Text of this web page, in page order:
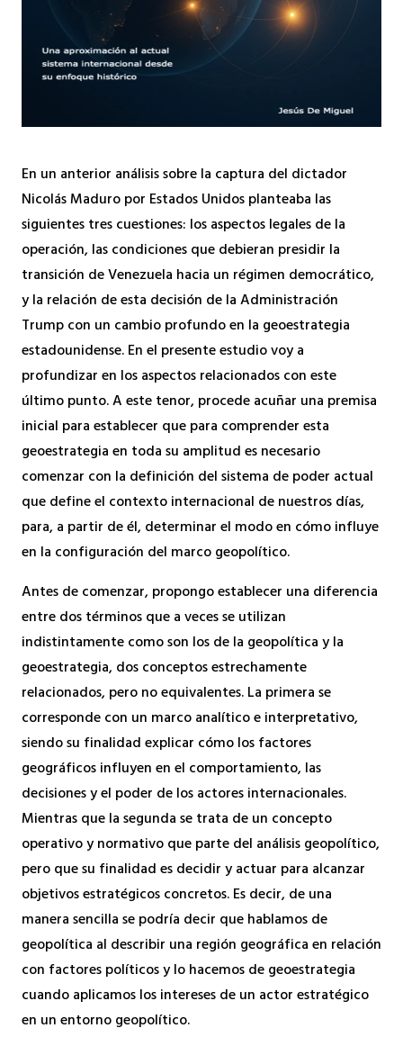
En un anterior análisis sobre la captura del dictador
Nicolás Maduro por Estados Unidos planteaba las
siguientes tres cuestiones: los aspectos legales de la
operación, las condiciones que debieran presidir la
transición de Venezuela hacia un régimen democrático,
y la relación de esta decisión de la Administración
Trump con un cambio profundo en la geoestrategia
estadounidense. En el presente estudio voy a
profundizar en los aspectos relacionados con este
último punto. A este tenor, procede acuñar una premisa
inicial para establecer que para comprender esta
geoestrategia en toda su amplitud es necesario
comenzar con la definición del sistema de poder actual
que define el contexto internacional de nuestros días,
para, a partir de él, determinar el modo en cómo influye
en la configuración del marco geopolítico.
Antes de comenzar, propongo establecer una diferencia
entre dos términos que a veces se utilizan
indistintamente como son los de la geopolítica y la
geoestrategia, dos conceptos estrechamente
relacionados, pero no equivalentes. La primera se
corresponde con un marco analítico e interpretativo,
siendo su finalidad explicar cómo los factores
geográficos influyen en el comportamiento, las
decisiones y el poder de los actores internacionales.
Mientras que la segunda se trata de un concepto
operativo y normativo que parte del análisis geopolítico,
pero que su finalidad es decidir y actuar para alcanzar
objetivos estratégicos concretos. Es decir, de una
manera sencilla se podría decir que hablamos de
geopolítica al describir una región geográfica en relación
con factores políticos y lo hacemos de geoestrategia
cuando aplicamos los intereses de un actor estratégico
en un entorno geopolítico.